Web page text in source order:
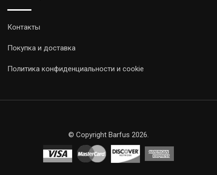
Контакты
Покупка и доставка
Политика конфиденциальности и cookie
© Copyright Barfus 2026.